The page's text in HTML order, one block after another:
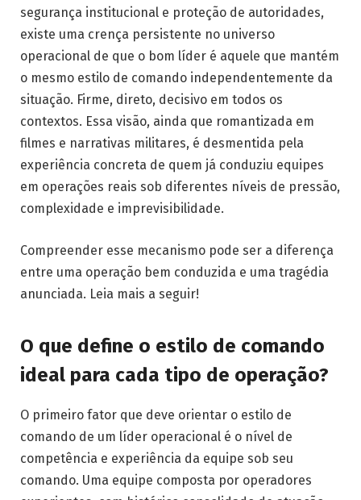
segurança institucional e proteção de autoridades,
existe uma crença persistente no universo
operacional de que o bom líder é aquele que mantém
o mesmo estilo de comando independentemente da
situação. Firme, direto, decisivo em todos os
contextos. Essa visão, ainda que romantizada em
filmes e narrativas militares, é desmentida pela
experiência concreta de quem já conduziu equipes
em operações reais sob diferentes níveis de pressão,
complexidade e imprevisibilidade.
Compreender esse mecanismo pode ser a diferença
entre uma operação bem conduzida e uma tragédia
anunciada. Leia mais a seguir!
O que define o estilo de comando
ideal para cada tipo de operação?
O primeiro fator que deve orientar o estilo de
comando de um líder operacional é o nível de
competência e experiência da equipe sob seu
comando. Uma equipe composta por operadores